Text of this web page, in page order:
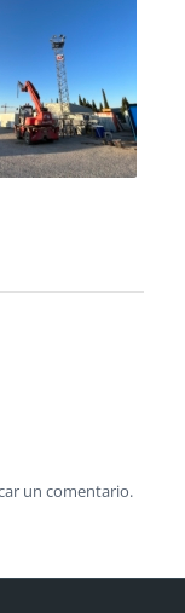
un comentario.